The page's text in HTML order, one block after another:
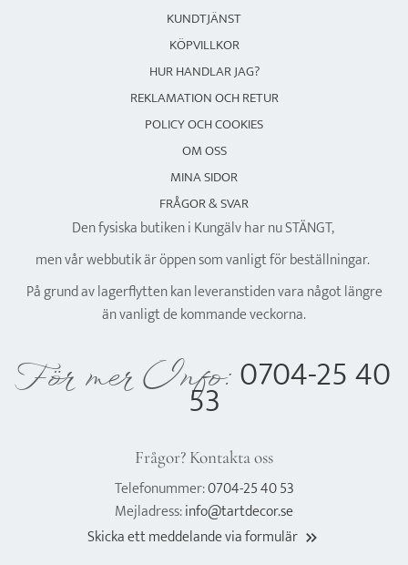
KUNDTJÄNST
KÖPVILLKOR
HUR HANDLAR JAG?
REKLAMATION OCH RETUR
POLICY OCH COOKIES
OM OSS
MINA SIDOR
FRÅGOR & SVAR
Den fysiska butiken i Kungälv har nu STÄNGT,
men vår webbutik är öppen som vanligt för beställningar.
På grund av lagerflytten kan leveranstiden vara något längre
än vanligt de kommande veckorna.
För mer Info: 0704-25 40
53
Frågor? Kontakta oss
Telefonummer:0704-25 40 53
Mejladress:info@tartdecor.se
Skicka ett meddelande via formulär keyboard_double_arrow_right